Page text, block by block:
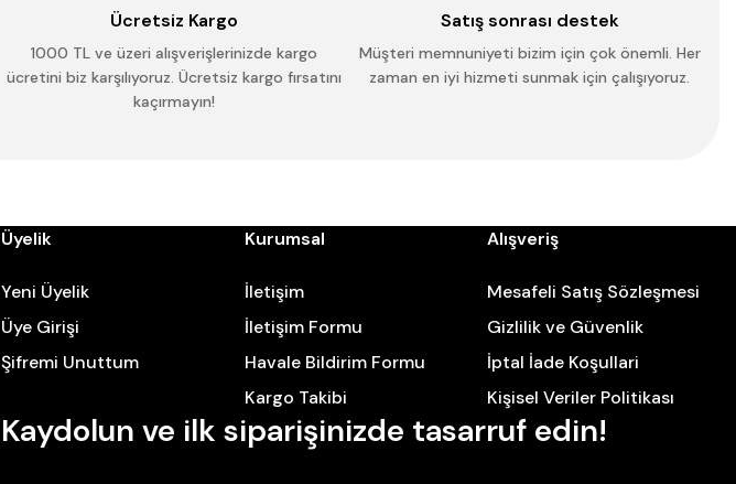
Ücretsiz Kargo
1000 TL ve üzeri alışverişlerinizde kargo
ücretini biz karşılıyoruz. Ücretsiz kargo fırsatını
kaçırmayın!
Satış sonrası destek
Müşteri memnuniyeti bizim için çok önemli. Her
zaman en iyi hizmeti sunmak için çalışıyoruz.
Üyelik
Yeni Üyelik
Üye Girişi
Şifremi Unuttum
Kurumsal
İletişim
İletişim Formu
Havale Bildirim Formu
Kargo Takibi
Alışveriş
Mesafeli Satış Sözleşmesi
Gizlilik ve Güvenlik
İptal İade Koşullari
Kişisel Veriler Politikası
Kaydolun ve ilk siparişinizde tasarruf edin!